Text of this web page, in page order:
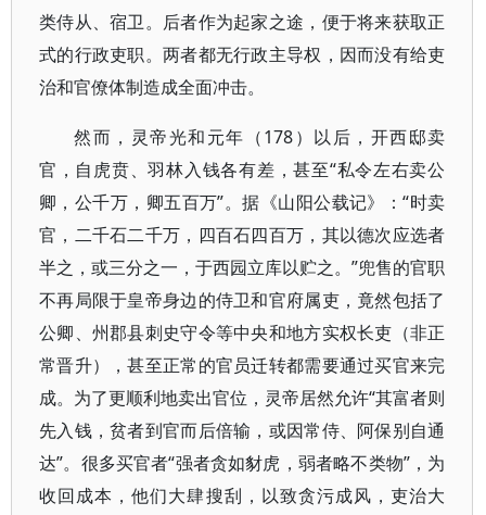
类侍从、宿卫。后者作为起家之途，便于将来获取正
式的行政吏职。两者都无行政主导权，因而没有给吏
治和官僚体制造成全面冲击。
然而，灵帝光和元年（178）以后，开西邸卖
官，自虎贲、羽林入钱各有差，甚至“私令左右卖公
卿，公千万，卿五百万”。据《山阳公载记》：“时卖
官，二千石二千万，四百石四百万，其以德次应选者
半之，或三分之一，于西园立库以贮之。”兜售的官职
不再局限于皇帝身边的侍卫和官府属吏，竟然包括了
公卿、州郡县刺史守令等中央和地方实权长吏（非正
常晋升），甚至正常的官员迁转都需要通过买官来完
成。为了更顺利地卖出官位，灵帝居然允许“其富者则
先入钱，贫者到官而后倍输，或因常侍、阿保别自通
达”。很多买官者“强者贪如豺虎，弱者略不类物”，为
收回成本，他们大肆搜刮，以致贪污成风，吏治大